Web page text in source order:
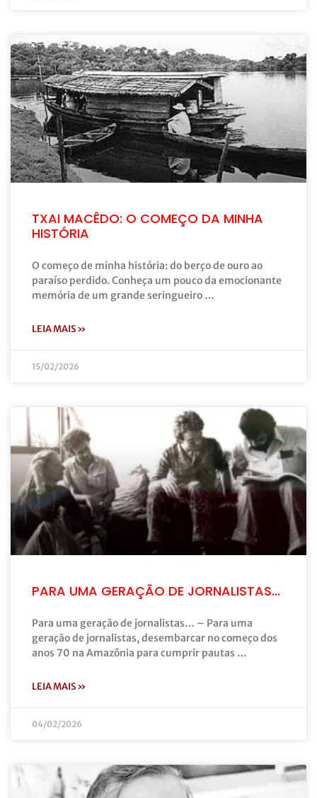
TXAI MACÊDO: O COMEÇO DA MINHA
HISTÓRIA
O começo de minha história: do berço de ouro ao
paraíso perdido. Conheça um pouco da emocionante
memória de um grande seringueiro …
LEIA MAIS »
15/02/2026
PARA UMA GERAÇÃO DE JORNALISTAS…
Para uma geração de jornalistas… – Para uma
geração de jornalistas, desembarcar no começo dos
anos 70 na Amazônia para cumprir pautas …
LEIA MAIS »
04/02/2026